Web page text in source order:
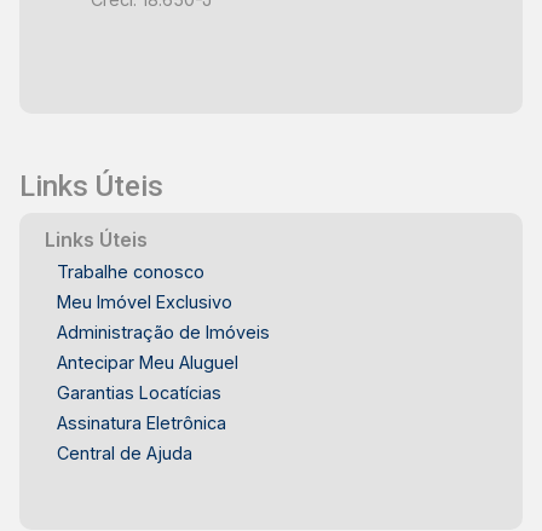
equipadas e decoradas, incluindo bicicletário e
Links Úteis
Links Úteis
Trabalhe conosco
Meu Imóvel Exclusivo
Administração de Imóveis
Antecipar Meu Aluguel
Garantias Locatícias
Assinatura Eletrônica
Central de Ajuda